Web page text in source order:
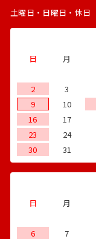
土曜日・日曜日・休日
日 月
2
3
9
10
16
17
23
24
30
31
日 月
6
7